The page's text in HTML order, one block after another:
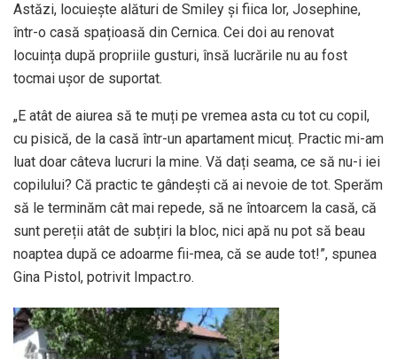
Astăzi, locuiește alături de Smiley și fiica lor, Josephine,
într-o casă spațioasă din Cernica. Cei doi au renovat
locuința după propriile gusturi, însă lucrările nu au fost
tocmai ușor de suportat.
„E atât de aiurea să te muți pe vremea asta cu tot cu copil,
cu pisică, de la casă într-un apartament micuț. Practic mi-am
luat doar câteva lucruri la mine. Vă dați seama, ce să nu-i iei
copilului? Că practic te gândești că ai nevoie de tot. Sperăm
să le terminăm cât mai repede, să ne întoarcem la casă, că
sunt pereții atât de subțiri la bloc, nici apă nu pot să beau
noaptea după ce adoarme fii-mea, că se aude tot!”, spunea
Gina Pistol, potrivit Impact.ro.